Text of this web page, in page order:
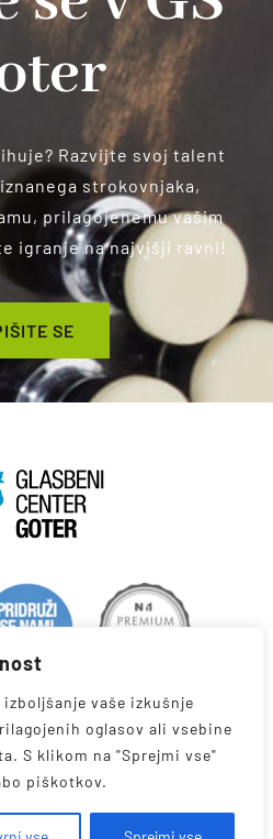
vaše izkušnje
oglasov ali vsebine
S klikom na "Sprejmi vse"
piškotkov.
Razvijte svoj talent
strokovnjaka,
prilagojenemu vašim
igranje na najvišji ravni!
SE
Rights Reserved | Developed by